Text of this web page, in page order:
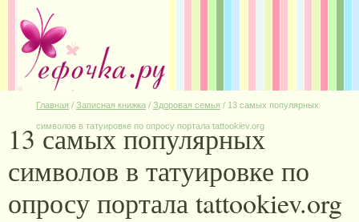
Главная / Записная книжка / Здоровая семья / 13 самых популярных
символов в татуировке по опросу портала tattookiev.org
13 самых популярных
символов в татуировке по
опросу портала tattookiev.org